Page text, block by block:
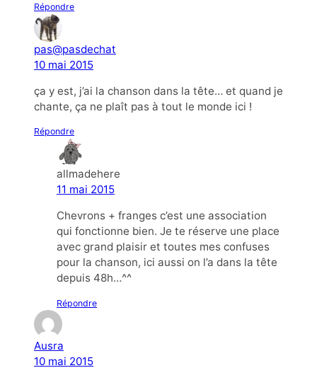
Répondre
pas@pasdechat
10 mai 2015
ça y est, j’ai la chanson dans la tête… et quand je
chante, ça ne plaît pas à tout le monde ici !
Répondre
allmadehere
11 mai 2015
Chevrons + franges c’est une association
qui fonctionne bien. Je te réserve une place
avec grand plaisir et toutes mes confuses
pour la chanson, ici aussi on l’a dans la tête
depuis 48h…^^
Répondre
Ausra
10 mai 2015